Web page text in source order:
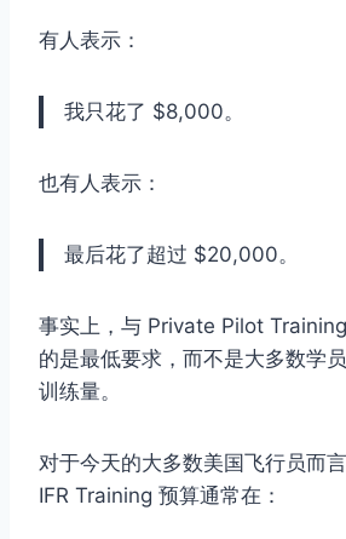
有人表示：
我只花了 $8,000。
也有人表示：
最后花了超过 $20,000。
事实上，与 Private Pilot
的是最低要求，而不是大多数学
训练量。
对于今天的大多数美国飞行员而
IFR Training 预算通常在：